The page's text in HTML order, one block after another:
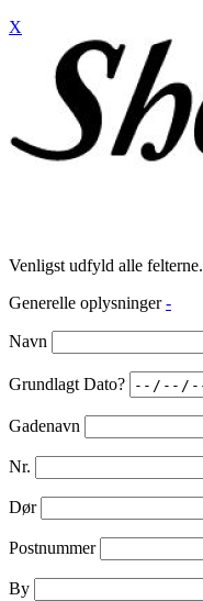
X
Venligst udfyld alle felterne.
Generelle oplysninger -
Navn
Grundlagt Dato?
Gadenavn
Nr.
Dør
Postnummer
By